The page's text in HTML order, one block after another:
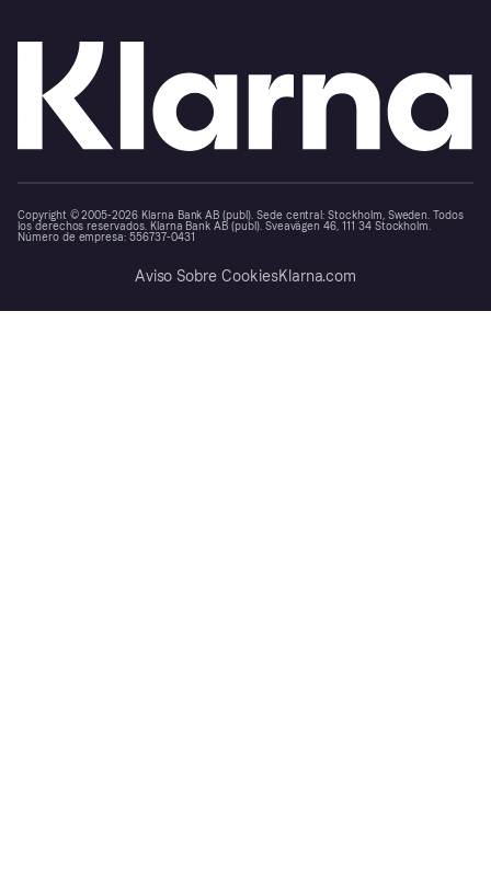
Copyright © 2005-2026 Klarna Bank AB (publ). Sede central: Stockholm, Sweden. Todos
los derechos reservados. Klarna Bank AB (publ). Sveavägen 46, 111 34 Stockholm.
Número de empresa: 556737-0431
Aviso Sobre CookiesKlarna.com